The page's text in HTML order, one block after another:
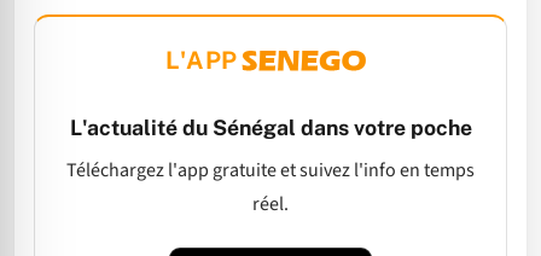
L'APP
L'actualité du Sénégal dans votre poche
Téléchargez l'app gratuite et suivez l'info en temps
réel.